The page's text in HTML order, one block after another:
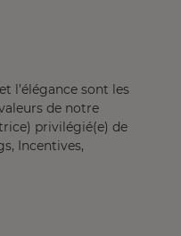
l’élégance sont les
de notre
privilégié(e) de
Incentives,